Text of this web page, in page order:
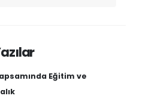
Eğitim ve